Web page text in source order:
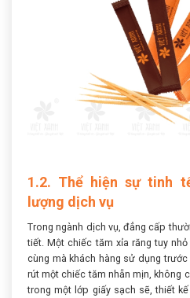
1.2. Thể hiện sự tinh
lượng dịch vụ
Trong ngành dịch vụ, đẳng cấp
tiết. Một chiếc tăm xỉa răng tuy
cùng mà khách hàng sử dụng
rút một chiếc tăm nhẵn mịn, không
trong một lớp giấy sạch sẽ, thiết